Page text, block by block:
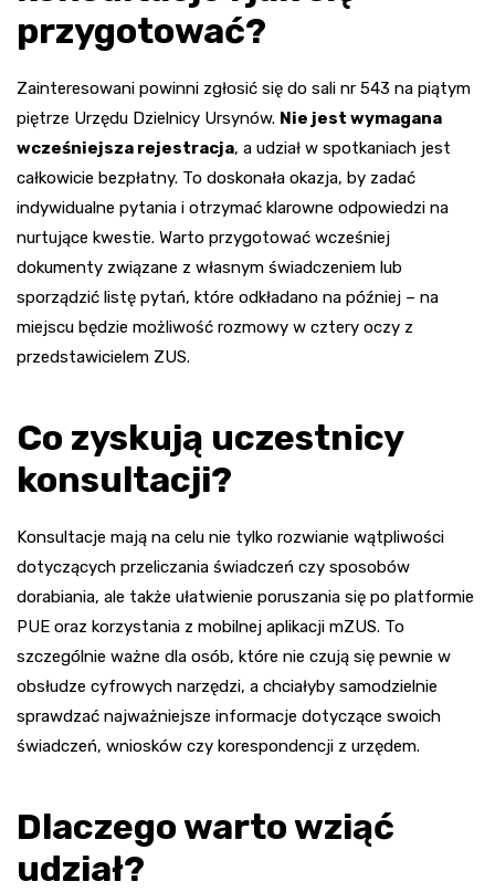
przygotować?
Zainteresowani powinni zgłosić się do sali nr 543 na piątym
piętrze Urzędu Dzielnicy Ursynów. Nie jest wymagana
wcześniejsza rejestracja, a udział w spotkaniach jest
całkowicie bezpłatny. To doskonała okazja, by zadać
indywidualne pytania i otrzymać klarowne odpowiedzi na
nurtujące kwestie. Warto przygotować wcześniej
dokumenty związane z własnym świadczeniem lub
sporządzić listę pytań, które odkładano na później – na
miejscu będzie możliwość rozmowy w cztery oczy z
przedstawicielem ZUS.
Co zyskują uczestnicy
konsultacji?
Konsultacje mają na celu nie tylko rozwianie wątpliwości
dotyczących przeliczania świadczeń czy sposobów
dorabiania, ale także ułatwienie poruszania się po platformie
PUE oraz korzystania z mobilnej aplikacji mZUS. To
szczególnie ważne dla osób, które nie czują się pewnie w
obsłudze cyfrowych narzędzi, a chciałyby samodzielnie
sprawdzać najważniejsze informacje dotyczące swoich
świadczeń, wniosków czy korespondencji z urzędem.
Dlaczego warto wziąć
udział?